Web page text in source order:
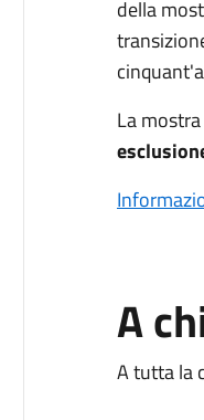
della
La
A
A tutta la